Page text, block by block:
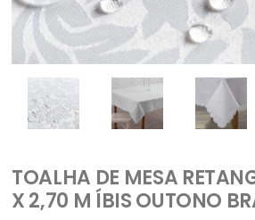
TOALHA DE MESA
X 2,70 M ÍBIS OUTONO